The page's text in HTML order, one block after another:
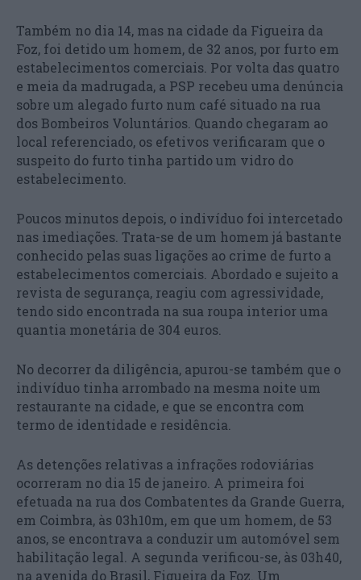
Também no dia 14, mas na cidade da Figueira da
Foz, foi detido um homem, de 32 anos, por furto em
estabelecimentos comerciais. Por volta das quatro
e meia da madrugada, a PSP recebeu uma denúncia
sobre um alegado furto num café situado na rua
dos Bombeiros Voluntários. Quando chegaram ao
local referenciado, os efetivos verificaram que o
suspeito do furto tinha partido um vidro do
estabelecimento.
Poucos minutos depois, o indivíduo foi intercetado
nas imediações. Trata-se de um homem já bastante
conhecido pelas suas ligações ao crime de furto a
estabelecimentos comerciais. Abordado e sujeito a
revista de segurança, reagiu com agressividade,
tendo sido encontrada na sua roupa interior uma
quantia monetária de 304 euros.
No decorrer da diligência, apurou-se também que o
indivíduo tinha arrombado na mesma noite um
restaurante na cidade, e que se encontra com
termo de identidade e residência.
As detenções relativas a infrações rodoviárias
ocorreram no dia 15 de janeiro. A primeira foi
efetuada na rua dos Combatentes da Grande Guerra,
em Coimbra, às 03h10m, em que um homem, de 53
anos, se encontrava a conduzir um automóvel sem
habilitação legal. A segunda verificou-se, às 03h40,
na avenida do Brasil, Figueira da Foz. Um